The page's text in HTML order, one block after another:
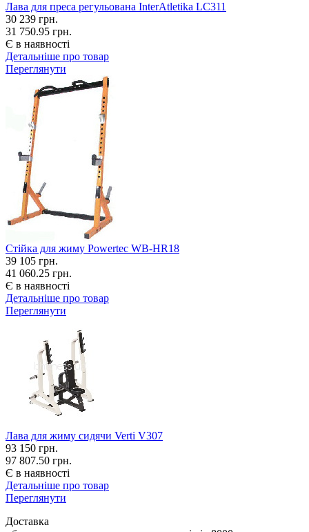
Лава для преса регульована InterAtletika LC311
30 239 грн.
31 750.95 грн.
Є в наявності
Детальніше про товар
Переглянути
Стійка для жиму Powertec WB-HR18
39 105 грн.
41 060.25 грн.
Є в наявності
Детальніше про товар
Переглянути
Лава для жиму сидячи Verti V307
93 150 грн.
97 807.50 грн.
Є в наявності
Детальніше про товар
Переглянути
Доставка